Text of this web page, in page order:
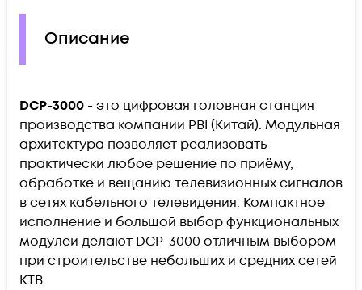
Описание
DCP-3000 - это цифровая головная станция
производства компании PBI (Китай). Модульная
архитектура позволяет реализовать
практически любое решение по приёму,
обработке и вещанию телевизионных сигналов
в сетях кабельного телевидения. Компактное
исполнение и большой выбор функциональных
модулей делают DCP-3000 отличным выбором
при строительстве небольших и средних сетей
КТВ.